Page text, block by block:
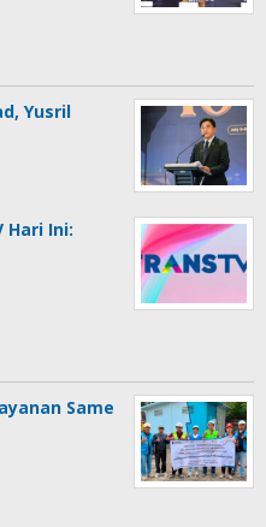
Yusril
Hari Ini:
Same